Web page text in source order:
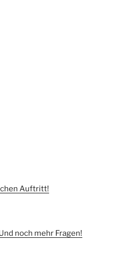
Auftritt!
noch mehr Fragen!